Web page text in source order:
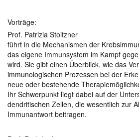
Vorträge:
Prof. Patrizia Stoitzner
führt in die Mechanismen der
das eigene Immunsystem im Kampf
wird. Sie gibt einen Überblick, wie das
immunologischen Prozessen bei der
neue oder bestehende
Ihr Schwerpunkt liegt dabei auf der
dendritischen Zellen, die wesentlich zur
Immunantwort beitragen.